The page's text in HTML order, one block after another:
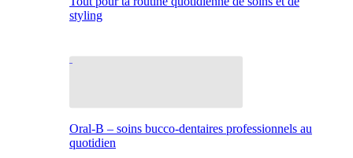
styling
Oral-B – soins bucco-dentaires professionnels au
quotidien